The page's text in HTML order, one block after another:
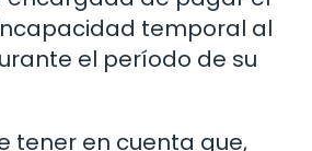
temporal al
el período de su
tener en cuenta que,